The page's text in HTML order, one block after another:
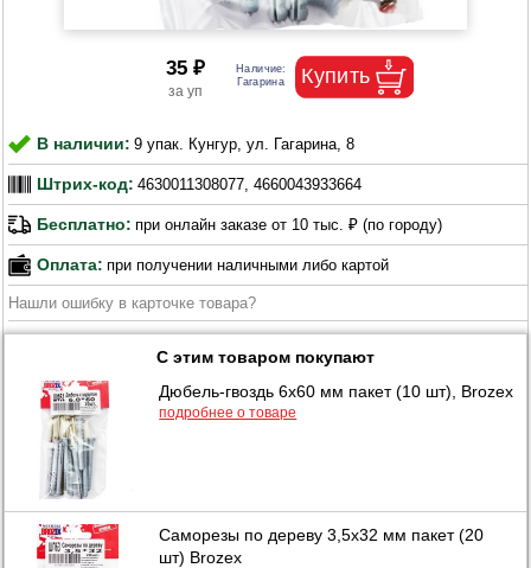
35 ₽
В наличии: 9 упак. Кунгур, ул. Гагарина, 8
Штрих-код: 4630011308077, 4660043933664
Бесплатно: при онлайн заказе от 10 тыс. ₽ (по городу)
Оплата: при получении наличными либо картой
Нашли ошибку в карточке товара?
С этим товаром покупают
Дюбель-гвоздь 6х60 мм пакет (10 шт), Brozex
подробнее о товаре
Саморезы по дереву 3,5х32 мм пакет (20
шт) Brozex